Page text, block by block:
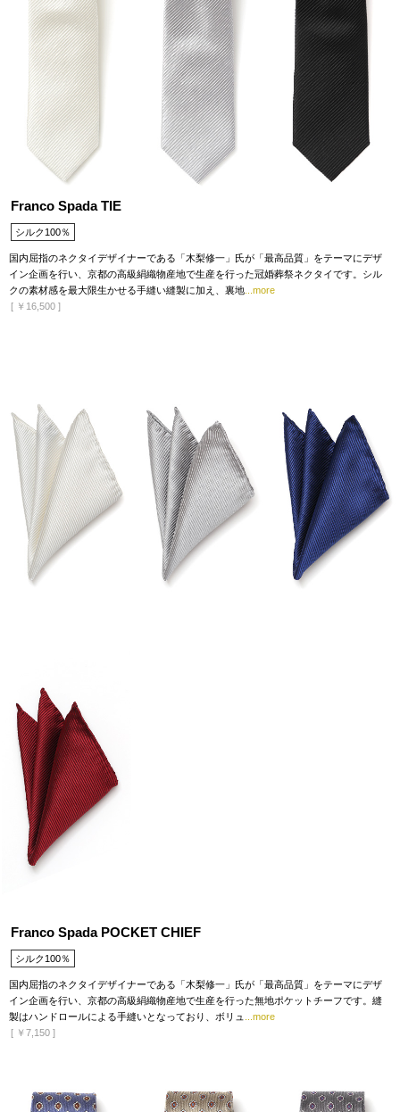
Franco Spada TIE
シルク100％
国内屈指のネクタイデザイナーである「木梨修一」氏が「最高品質」をテーマにデザ
イン企画を行い、京都の高級絹織物産地で生産を行った冠婚葬祭ネクタイです。シル
クの素材感を最大限生かせる手縫い縫製に加え、裏地 ...more
[ ￥16,500 ]
Franco Spada POCKET CHIEF
シルク100％
国内屈指のネクタイデザイナーである「木梨修一」氏が「最高品質」をテーマにデザ
イン企画を行い、京都の高級絹織物産地で生産を行った無地ポケットチーフです。縫
製はハンドロールによる手縫いとなっており、ボリュ
...more
[ ￥7,150 ]